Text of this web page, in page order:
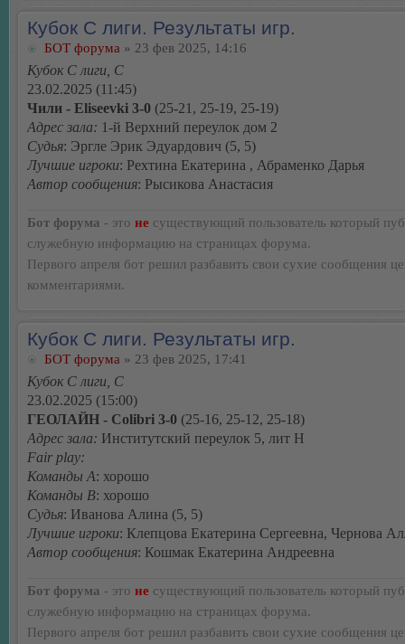
Кубок С лиги. Результаты игр.
БОТ форума » 23 фев 2025, 14:16
Кубок С лиги, C
23.02.2025 (11:45)
Чили - Eliseevki 3-0 (25-21, 25-19, 25-19)
Адрес зала: 1-й Верхний переулок дом 2
Судья: Эргле Эрик Эдуардович (5, 5)
Лучшие игроки: Рехтина Екатерина , Абраменко Дарья
Автор сообщения: Рысикова Анастасия
Бот форума - это не существующий пользователь который
служебную информацию на страницах форума.
Первого апреля бот решил разбавить свои сухие сообщения
комментариями.
Кубок С лиги. Результаты игр.
БОТ форума » 23 фев 2025, 17:41
Кубок С лиги, C
23.02.2025 (15:00)
ГЕОЛАЙН - Colibri 3-0 (25-16, 25-12, 25-18)
Адрес зала: Институтский переулок 5, лит Н
Fair play:
Команды А: хорошо
Команды В: хорошо
Судья: Иванова Алина (5, 5)
Лучшие игроки: Клепцова Екатерина Сергеевна, Чернова
Автор сообщения: Кошмак Екатерина Андреевна
Бот форума - это не существующий пользователь который
служебную информацию на страницах форума.
Первого апреля бот решил разбавить свои сухие сообщения